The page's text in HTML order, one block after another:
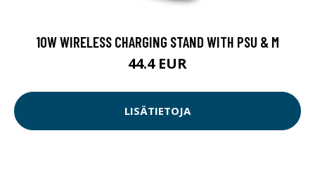
10W WIRELESS CHARGING STAND WITH PSU & M
44.4 EUR
LISÄTIETOJA